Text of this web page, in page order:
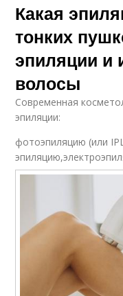
Пушковый
Волосы с
Волос для
Короткие
Какая
тонких
эпиляции и
волосы
Современная
эпиляции:
фотоэпиляцию (или